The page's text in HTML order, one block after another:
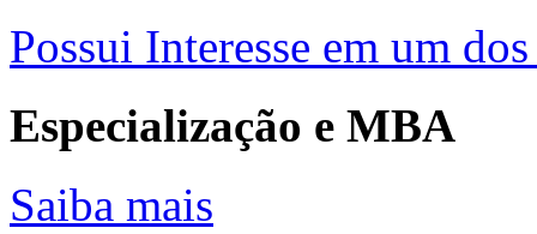
Possui Interesse em um
Especialização e MBA
Saiba mais